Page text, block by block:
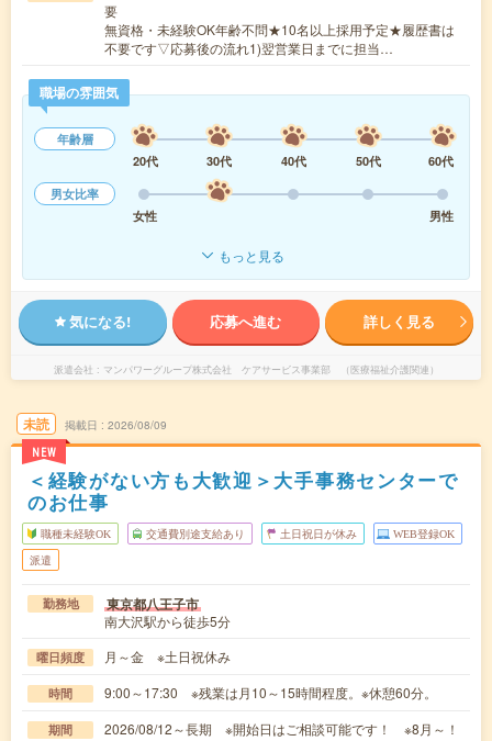
要
無資格・未経験OK年齢不問★10名以上採用予定★履歴書は
不要です▽応募後の流れ1)翌営業日までに担当…
職場の雰囲気
年齢層
20代
30代 40代 50代
60代
男女比率
女性
男性
もっと見る
気になる! 応募へ進む 詳しく見る
派遣会社 マンパワーグループ株式会社 ケアサービス事業部 （医療福祉介護関連）
未読
NEW
掲載日 2026/08/09
＜経験がない方も大歓迎＞大手事務センターで
のお仕事
職種未経験OK 交通費別途支給あり 土日祝日が休み WEB登録OK
派遣
勤務地 東京都八王子市
南大沢駅から徒歩5分
曜日頻度 月～金 ※土日祝休み
時間 9:00～17:30 ※残業は月10～15時間程度。※休憩60分。
期間 2026/08/12～長期 ※開始日はご相談可能です！ ※8月～！